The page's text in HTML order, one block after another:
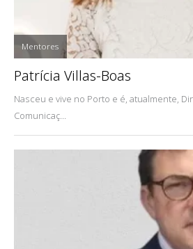
Mentores
Patrícia Villas-Boas
Nasceu e vive no Porto e é, atualmente,
Comunicaç...